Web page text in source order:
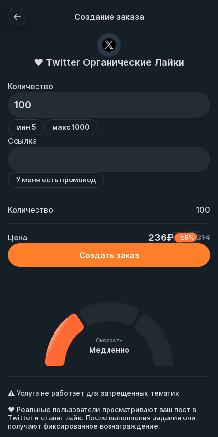
Создание заказа
❤️ Twitter Органические Лайки
Количество
мин 5 макс 1000
Ссылка
У меня есть промокод
Количество 100
Цена 236₽ -25% 314
Создать заказ
Скорость
Медленно
⚠️ Услуга не работает для запрещенных тематик
❤️ Реальные пользователи просматривают ваш пост в
Twitter и ставят лайк. После выполнения задания они
получают фиксированное вознаграждение.